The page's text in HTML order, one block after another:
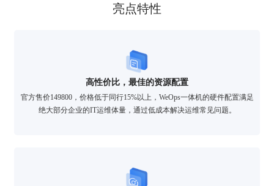
亮点特性
高性价比，最佳的资源配置
官方售价149800，价格低于同行15%以上，WeOps一体机的硬件配置满足
绝大部分企业的IT运维体量，通过低成本解决运维常见问题。